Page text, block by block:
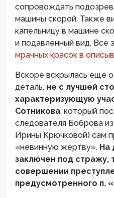
сопровождать
машины скорой. Также
капельницу в машине
и подавленный вид. Все
мрачных красок в
Вскоре вскрылась еще
деталь, не с лучшей
характеризующую
Сотникова, который
следователя Боброва
Ирины Крючковой) сам
«невинную жертву». На
заключен под стражу,
совершении
предусмотренного п.